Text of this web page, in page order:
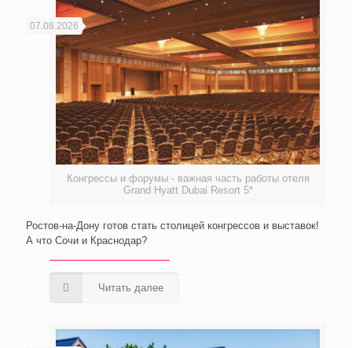
Конгрессы и форумы - важная часть работы отеля
Grand Hyatt Dubai Resort 5*
07.08.2026
Ростов-на-Дону готов стать столицей конгрессов и выставок!
А что Сочи и Краснодар?
Читать далее